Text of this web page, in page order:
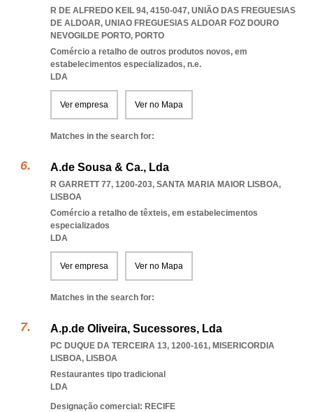
R DE ALFREDO KEIL 94, 4150-047, UNIÃO DAS FREGUESIAS
DE ALDOAR, UNIAO FREGUESIAS ALDOAR FOZ DOURO
NEVOGILDE PORTO, PORTO
Comércio a retalho de outros produtos novos, em
estabelecimentos especializados, n.e.
LDA
Ver empresa Ver no Mapa
Matches in the search for:
A.de Sousa & Ca., Lda
R GARRETT 77, 1200-203, SANTA MARIA MAIOR LISBOA,
LISBOA
Comércio a retalho de têxteis, em estabelecimentos
especializados
LDA
Ver empresa Ver no Mapa
Matches in the search for:
A.p.de Oliveira, Sucessores, Lda
PC DUQUE DA TERCEIRA 13, 1200-161, MISERICORDIA
LISBOA, LISBOA
Restaurantes tipo tradicional
LDA
Designação comercial: RECIFE